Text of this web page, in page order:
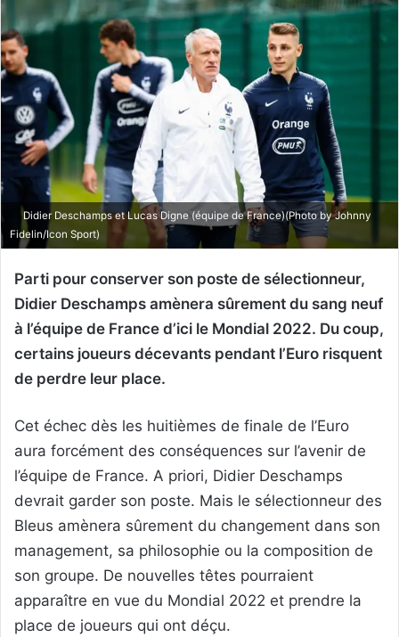
Didier Deschamps et Lucas Digne (équipe de France)(Photo by Johnny
Fidelin/Icon Sport)
Parti pour conserver son poste de sélectionneur,
Didier Deschamps amènera sûrement du sang neuf
à l’équipe de France d’ici le Mondial 2022. Du coup,
certains joueurs décevants pendant l’Euro risquent
de perdre leur place.
Cet échec dès les huitièmes de finale de l’Euro
aura forcément des conséquences sur l’avenir de
l’équipe de France. A priori, Didier Deschamps
devrait garder son poste. Mais le sélectionneur des
Bleus amènera sûrement du changement dans son
management, sa philosophie ou la composition de
son groupe. De nouvelles têtes pourraient
apparaître en vue du Mondial 2022 et prendre la
place de joueurs qui ont déçu.